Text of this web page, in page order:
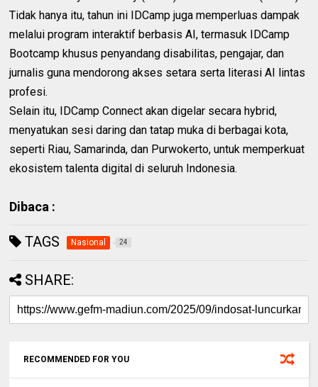
‎Tidak hanya itu, tahun ini IDCamp juga memperluas dampak
melalui program interaktif berbasis AI, termasuk IDCamp
Bootcamp khusus penyandang disabilitas, pengajar, dan
jurnalis guna mendorong akses setara serta literasi AI lintas
profesi.
‎Selain itu, IDCamp Connect akan digelar secara hybrid,
menyatukan sesi daring dan tatap muka di berbagai kota,
seperti Riau, Samarinda, dan Purwokerto, untuk memperkuat
ekosistem talenta digital di seluruh Indonesia.
Dibaca :
TAGS Nasional 24
SHARE:
RECOMMENDED FOR YOU